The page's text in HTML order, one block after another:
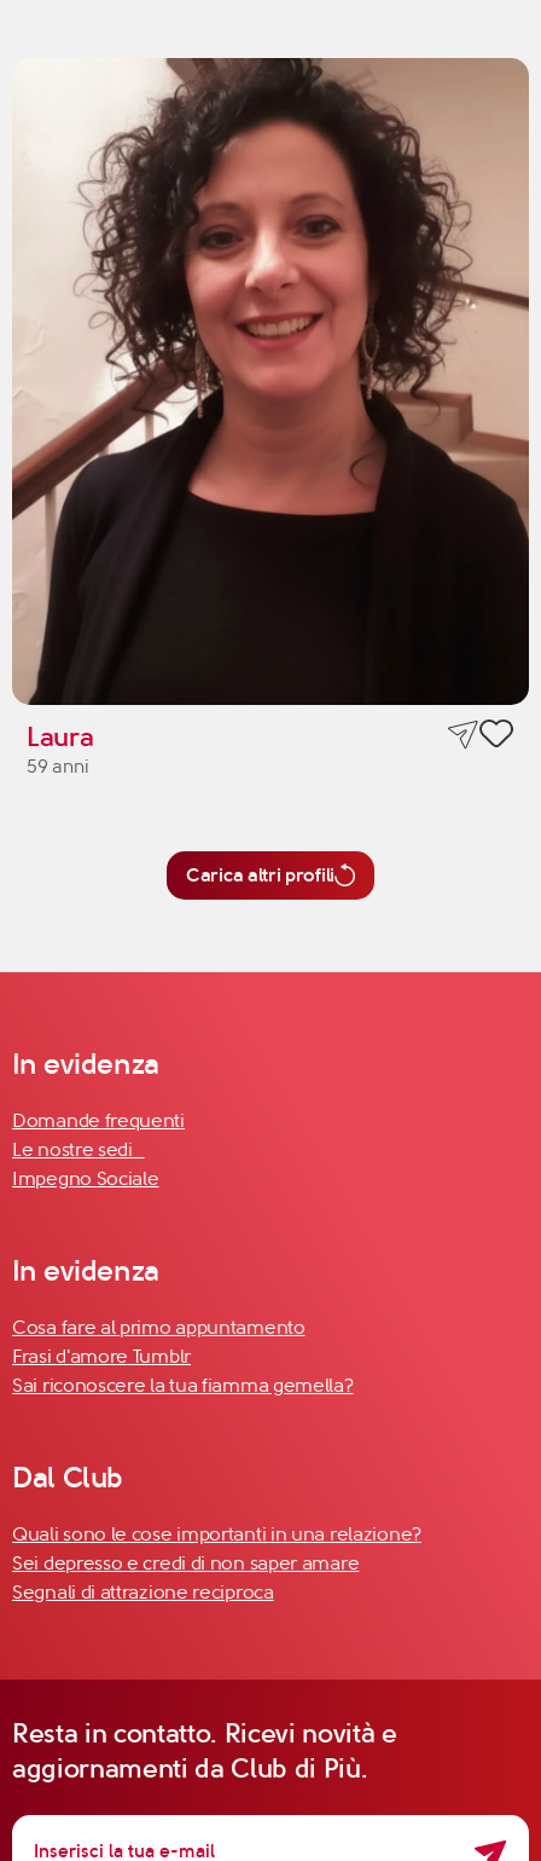
Laura
59 anni
Carica altri profili
In evidenza
Domande frequenti
Le nostre sedi
Impegno Sociale
In evidenza
Cosa fare al primo appuntamento
Frasi d'amore Tumblr
Sai riconoscere la tua fiamma gemella?
Dal Club
Quali sono le cose importanti in una relazione?
Sei depresso e credi di non saper amare
Segnali di attrazione reciproca
Resta in contatto. Ricevi novità e
aggiornamenti da Club di Più.